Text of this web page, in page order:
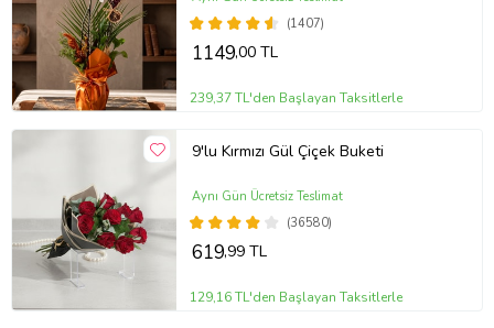
(1407)
1149,00 TL
239,37 TL'den Başlayan Taksitlerle
9'lu Kırmızı Gül Çiçek Buketi
(36580)
Aynı Gün Ücretsiz Teslimat
619,99 TL
129,16 TL'den Başlayan Taksitlerle